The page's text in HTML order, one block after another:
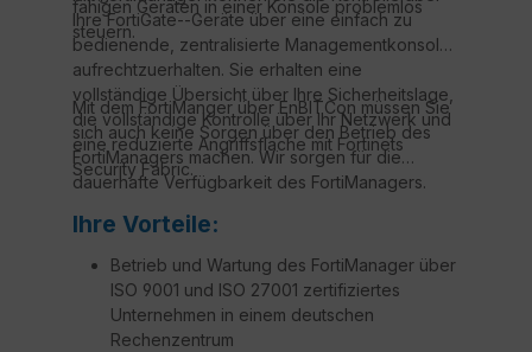
fähigen Geräten in einer Konsole problemlos
steuern.
Ihre FortiGate--Geräte über eine einfach zu
bedienende, zentralisierte Managementkonsole
aufrechtzuerhalten. Sie erhalten eine
vollständige Übersicht über Ihre Sicherheitslage,
die vollständige Kontrolle über Ihr Netzwerk und
eine reduzierte Angriffsfläche mit Fortinets
Security Fabric.
Mit dem FortiManger über EnBITCon müssen Sie
sich auch keine Sorgen über den Betrieb des
FortiManagers machen. Wir sorgen für die
dauerhafte Verfügbarkeit des FortiManagers.
Ihre Vorteile:
Betrieb und Wartung des FortiManager über
ISO 9001 und ISO 27001 zertifiziertes
Unternehmen in einem deutschen
Rechenzentrum